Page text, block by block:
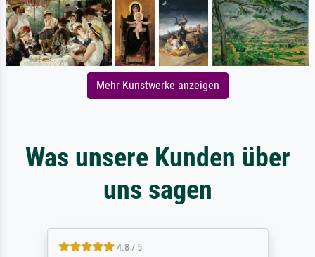
Mehr Kunstwerke anzeigen
Was unsere Kunden über
uns sagen
4.8 / 5